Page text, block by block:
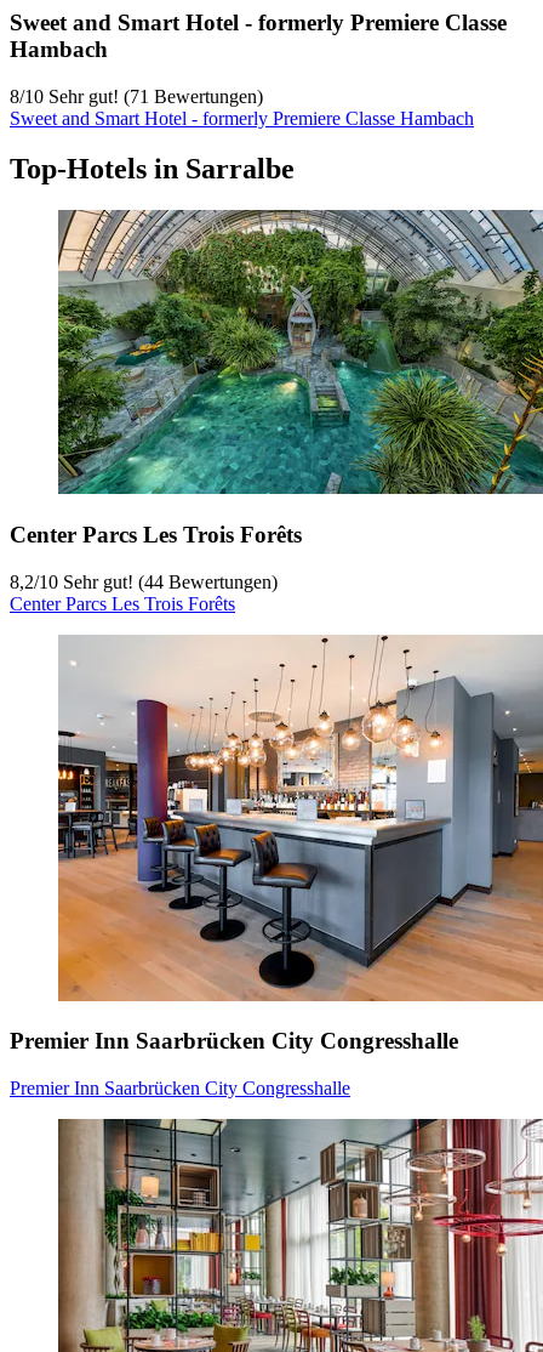
Sweet and Smart Hotel - formerly Premiere Classe
Hambach
8/10 Sehr gut! (71 Bewertungen)
Sweet and Smart Hotel - formerly Premiere Classe Hambach
Top-Hotels in Sarralbe
Center Parcs Les Trois Forêts
8,2/10 Sehr gut! (44 Bewertungen)
Center Parcs Les Trois Forêts
Premier Inn Saarbrücken City Congresshalle
Premier Inn Saarbrücken City Congresshalle